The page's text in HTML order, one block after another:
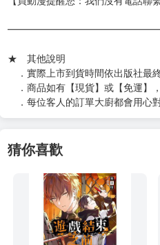
（１）私訊留言
（２）於賣場商品頁留言
（３）訂單回覆留言
【買動漫提醒您：我們沒有電話聯
★ 其他說明
．實際上市到貨時間依出版社最
．商品如有【現貨】或【免運】
．每位客人的訂單大廚都會用心